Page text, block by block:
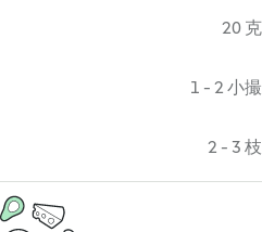
20 克
1 - 2 小撮
2 - 3 枝